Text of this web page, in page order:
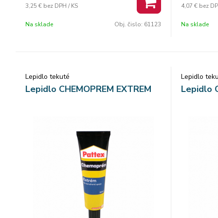
fotografií, zlepovanie dreveného nábytku,
g. Balenie: 24 ks.
3,25 € bez DPH / KS
Na sklade Obj. čislo: 61123
fotografií,
g. Balenie:
4,07 € bez
Na sklade
Lepidlo tekuté
Lepidlo CHEMOPREM EXTREM
Lepidlo
Lepidlo